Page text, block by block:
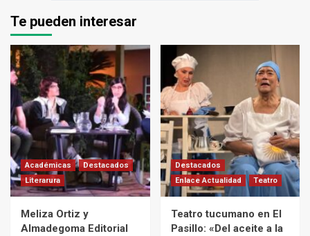
Te pueden interesar
Académicas
Destacados
Literarura
Meliza Ortiz y
Almadegoma Editorial
Destacados
Enlace Actualidad
Teatro
Teatro tucumano en El
Pasillo: «Del aceite a la